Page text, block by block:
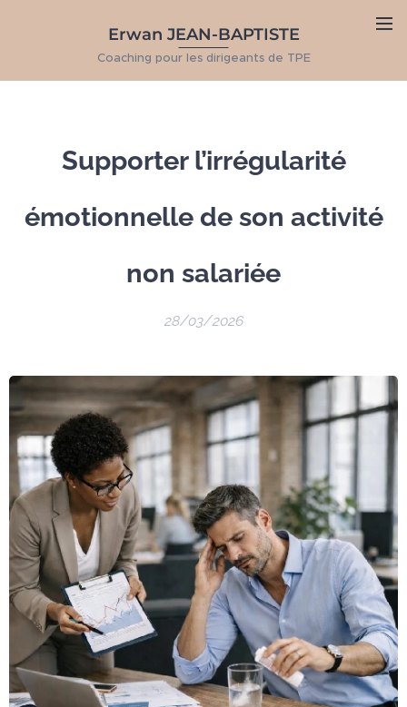
Erwan JEAN-BAPTISTE
Coaching pour les dirigeants de TPE
Supporter l’irrégularité
émotionnelle de son activité
non salariée
28/03/2026